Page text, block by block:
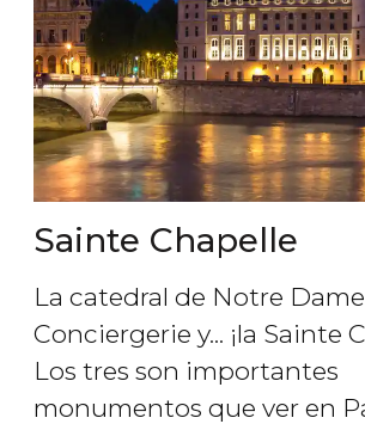
Sainte Chapelle
La catedral de Notre
Conciergerie y... ¡la Sainte
Los tres son importantes
monumentos que ver en